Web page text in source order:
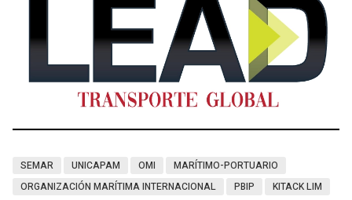
SEMAR UNICAPAM OMI
MARÍTIMO-PORTUARIO
ORGANIZACIÓN MARÍTIMA INTERNACIONAL
PBIP KITACK LIM